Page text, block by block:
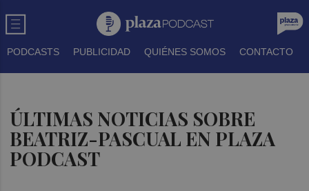
PODCASTS PUBLICIDAD QUIÉNES SOMOS CONTACTO
ÚLTIMAS NOTICIAS SOBRE
BEATRIZ-PASCUAL EN PLAZA
PODCAST